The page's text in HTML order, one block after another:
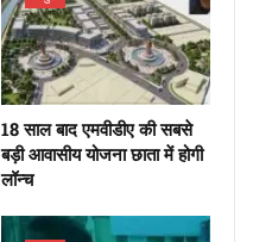
18 साल बाद एमवीडीए की सबसे
बड़ी आवासीय योजना छाता में होगी
लॉन्च